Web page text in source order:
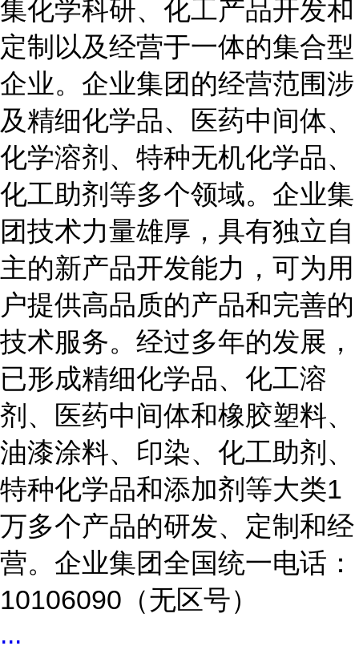
集化学科研、化工产品开发和
定制以及经营于一体的集合型
企业。企业集团的经营范围涉
及精细化学品、医药中间体、
化学溶剂、特种无机化学品、
化工助剂等多个领域。企业集
团技术力量雄厚，具有独立自
主的新产品开发能力，可为用
户提供高品质的产品和完善的
技术服务。经过多年的发展，
已形成精细化学品、化工溶
剂、医药中间体和橡胶塑料、
油漆涂料、印染、化工助剂、
特种化学品和添加剂等大类1
万多个产品的研发、定制和经
营。企业集团全国统一电话：
10106090（无区号）
...